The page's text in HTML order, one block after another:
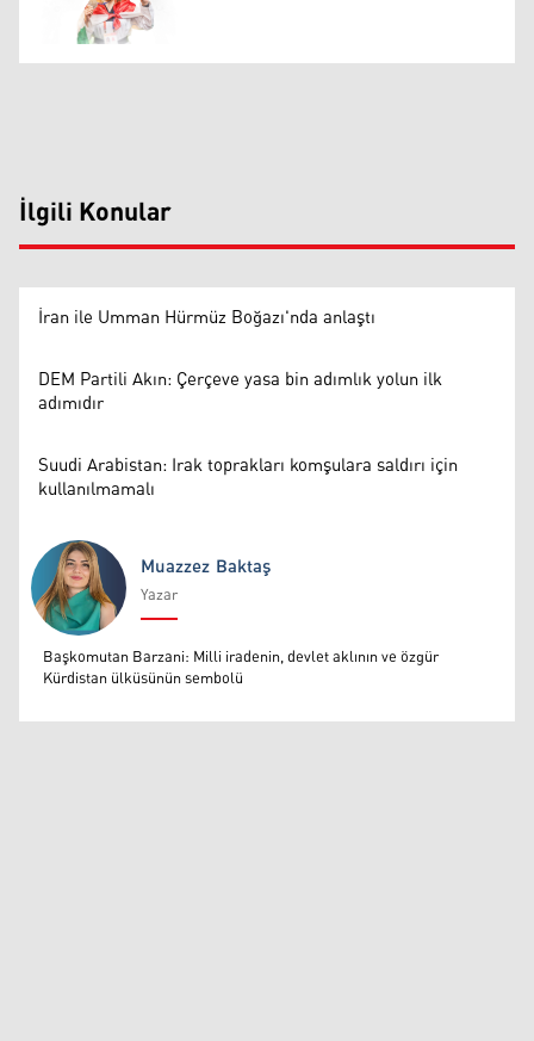
İlgili Konular
İran ile Umman Hürmüz Boğazı'nda anlaştı
DEM Partili Akın: Çerçeve yasa bin adımlık yolun ilk
adımıdır
Suudi Arabistan: Irak toprakları komşulara saldırı için
kullanılmamalı
Muazzez Baktaş
Muazzez Baktaş
Yazar
Başkomutan Barzani: Milli iradenin, devlet aklının ve özgür
Kürdistan ülküsünün sembolü